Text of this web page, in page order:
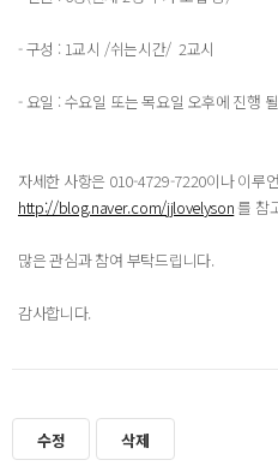
- 구성 : 1교시 /쉬는시간/ 2교시
- 요일 : 수요일 또는 목요일 오후에 진행
자세한 사항은 010-4729-7220이나 이루
http://blog.naver.com/jjlovelyson를 참
많은 관심과 참여 부탁드립니다.
감사합니다.
수정 삭제